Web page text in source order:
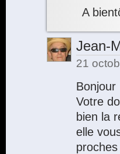
A
Jean-
21
Bonjour
Votre
bien la
elle